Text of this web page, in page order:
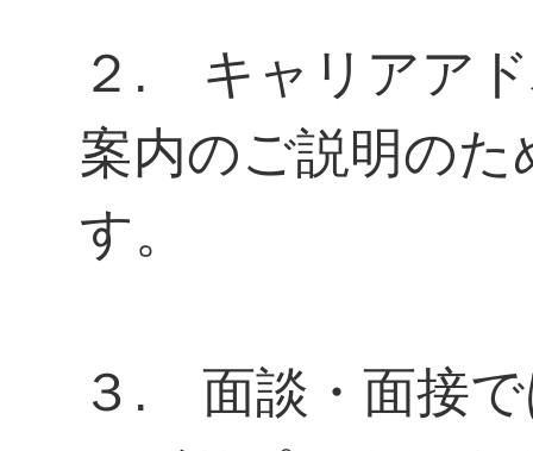
２. キャリアア
案内のご説明の
す。
３. 面談・面接